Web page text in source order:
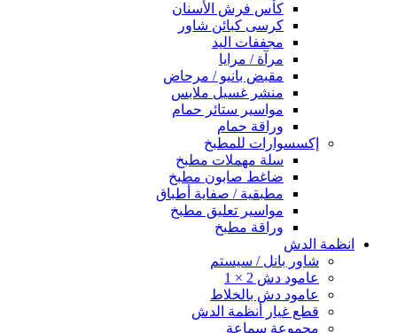
كأس فرش الأسنان
كرسى كبائن شاور
مجففات اليد
مرآة / مرايا
مقبض بانيو / مرحاض
منشر غسيل ملابس
مواسير ستائر حمام
وراقة حمام
إكسسوارات للمطبخ
سلة مهملات مطبخ
ضاغط صابون مطبخ
مطبقية / صفاية أطباق
مواسير تعليق مطبخ
وراقة مطبخ
انظمة الدش
شاور بانل / سيستم
عامود دش 2 × 1
عامود دش بالخلاط
قطع غيار أنظمة الدش
مجموعة سماعة